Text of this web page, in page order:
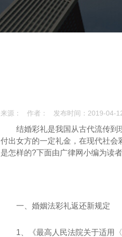
来源： 作者： 发布时间：2019-04-
结婚彩礼是我国从古代流传到
付出女方的一定礼金，在现代社
是怎样的?下面由广律网小编为读
一、婚姻法彩礼返还新规定
1、《最高人民法院关于适用